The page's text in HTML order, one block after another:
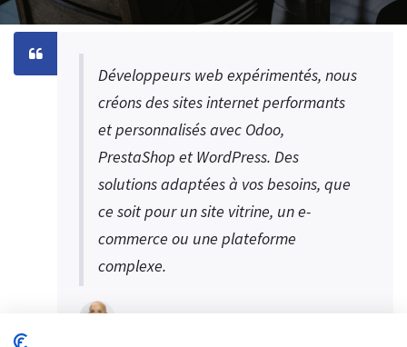
Développeurs web expérimentés, nous
créons des sites internet performants
et personnalisés avec Odoo,
PrestaShop et WordPress. Des
solutions adaptées à vos besoins, que
ce soit pour un site vitrine, un e-
commerce ou une plateforme
complexe.